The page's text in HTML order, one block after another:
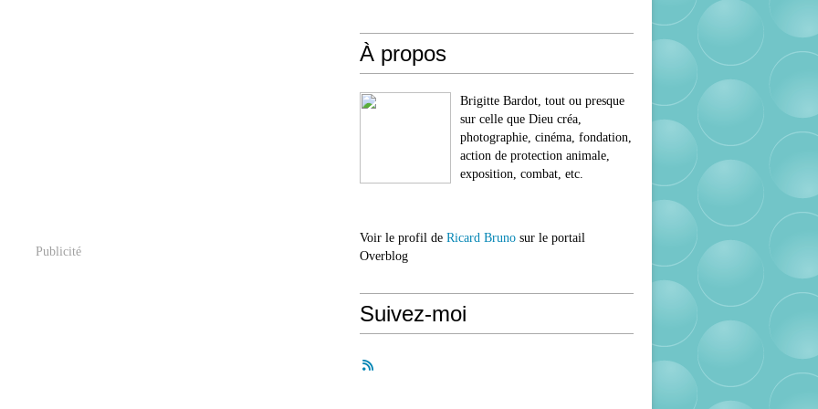
Publicité
À propos
Brigitte Bardot, tout ou presque
sur celle que Dieu créa,
photographie, cinéma, fondation,
action de protection animale,
exposition, combat, etc.
Voir le profil de Ricard Bruno sur le portail
Overblog
Suivez-moi